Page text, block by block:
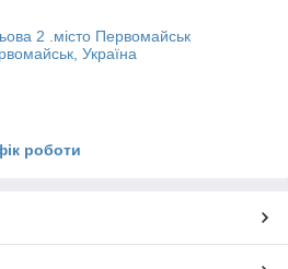
2 .місто Первомайськ
Україна
роботи